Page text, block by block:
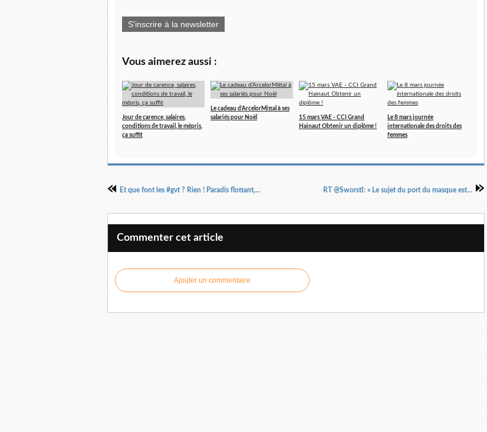
S'inscrire à la newsletter
Vous aimerez aussi :
Jour de carence, salaires,
conditions de travail, le mépris,
ça suffit
Le cadeau d’ArcelorMittal à ses
salariés pour Noël
15 mars VAE - CCI Grand
Hainaut Obtenir un diplôme !
Le 8 mars journée
internationale des droits des
femmes
Et que font les #gvt ? Rien ! Paradis flottant,... RT @SworstI: « Le sujet du port du masque est...
Commenter cet article
Ajouter un commentaire